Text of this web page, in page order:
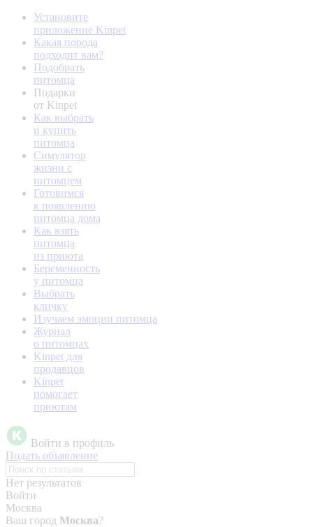
Установите
приложение Kinpet
Какая порода
подходит вам?
Подобрать
питомца
Подарки
от Kinpet
Как выбрать
и купить
питомца
Симулятор
жизни с
питомцем
Готовимся
к появлению
питомца дома
Как взять
питомца
из приюта
Беременность
у питомца
Выбрать
кличку
Изучаем эмоции питомца
Журнал
о питомцах
Kinpet для
продавцов
Kinpet
помогает
приютам
Войти в профиль
Подать объявление
Нет результатов
Войти
Москва
Ваш город Москва?